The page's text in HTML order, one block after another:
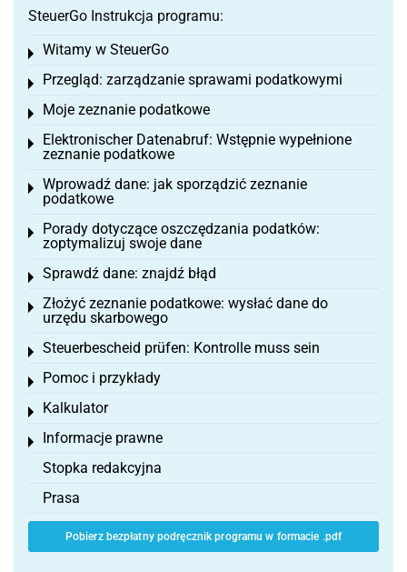
SteuerGo Instrukcja programu:
Witamy w SteuerGo
Toggle menu
Przegląd: zarządzanie sprawami podatkowymi
Toggle menu
Moje zeznanie podatkowe
Toggle menu
Elektronischer Datenabruf: Wstępnie wypełnione
zeznanie podatkowe
Toggle menu
Wprowadź dane: jak sporządzić zeznanie
podatkowe
Toggle menu
Porady dotyczące oszczędzania podatków:
zoptymalizuj swoje dane
Toggle menu
Sprawdź dane: znajdź błąd
Toggle menu
Złożyć zeznanie podatkowe: wysłać dane do
urzędu skarbowego
Toggle menu
Steuerbescheid prüfen: Kontrolle muss sein
Toggle menu
Pomoc i przykłady
Toggle menu
Kalkulator
Toggle menu
Informacje prawne
Toggle menu
Stopka redakcyjna
Prasa
Pobierz bezpłatny podręcznik programu w formacie .pdf